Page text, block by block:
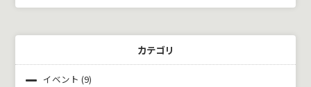
カテゴリ
イベント (9)